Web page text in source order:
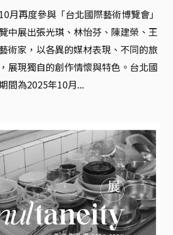
月再度參與「台北國際藝術博覽會」
中展出張光琪、林怡芬、陳建榮、王
術家，以各異的媒材表現、不同的旅
展現獨自的創作情懷與特色。台北國
間為2025年10月...